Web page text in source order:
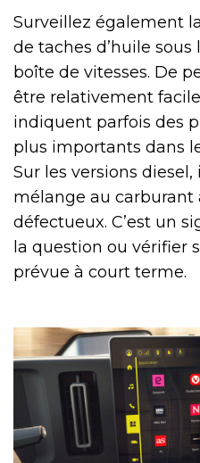
Surveillez également
de taches d’huile
boîte de vitesses. De
être relativement
indiquent parfois des
plus importants dans
Sur les versions
mélange au carburant
défectueux. C’est un
la question ou vérifier
prévue à court terme.